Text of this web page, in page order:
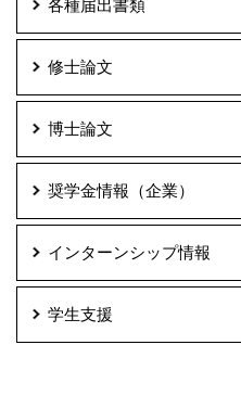
各種届出書類
修士論文
博士論文
奨学金情報（企業）
インターンシップ情報
学生支援